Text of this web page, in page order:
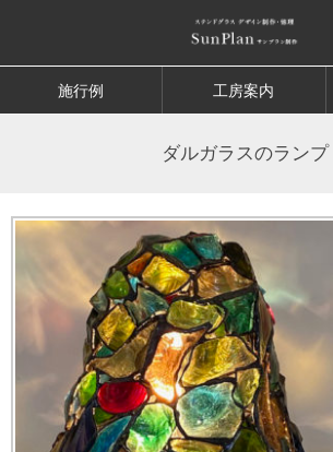
施行例 工房案内
ダルガラスのランプ